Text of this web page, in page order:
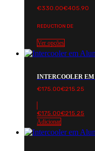
€330.00€405.90
REDUCTION DE
Ver opções
INTERCOOLER
€175.00€215.25
€175.00€215.25
Adicionar